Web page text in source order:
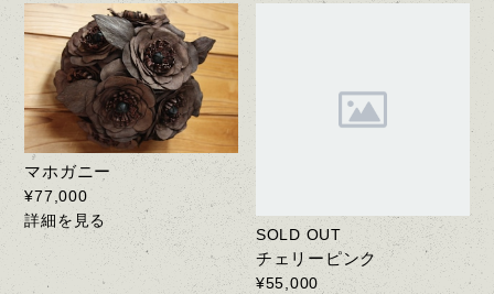
マホガニー
¥77,000
詳細を見る
SOLD OUT
チェリーピンク
¥55,000